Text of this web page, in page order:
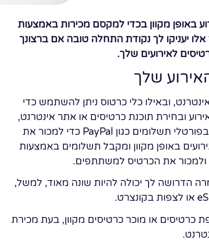
באופן מקוון בכדי למקסם מכירות באמצעות
אלו יעניקו לך נקודת התחלה טובה אם ברצונך
לאירועים שלך.
שלך
ובאילו כלי כרטוס ניתן להשתמש כדי
ובחירת תוכנת כרטיסים או אתר אינטרנט,
חשוב לבחון מעבד תשלומים. בפרט, עליך להשתלב בפורטלי תשלומים כגון PayPal כדי למכור את
באופן מקוון ומקבל תשלומים באמצעות
הדרושה לך יכולה להיות שונה מאוד, למשל,
כרטיסים או מוכר כרטיסים מקוון, בעת מכירת